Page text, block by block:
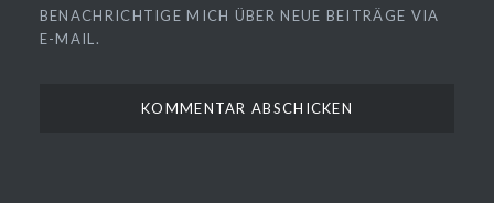
BENACHRICHTIGE MICH ÜBER NEUE BEITRÄGE VIA
E-MAIL.